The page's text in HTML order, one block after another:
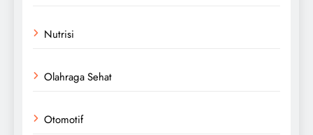
Nutrisi
Olahraga Sehat
Otomotif